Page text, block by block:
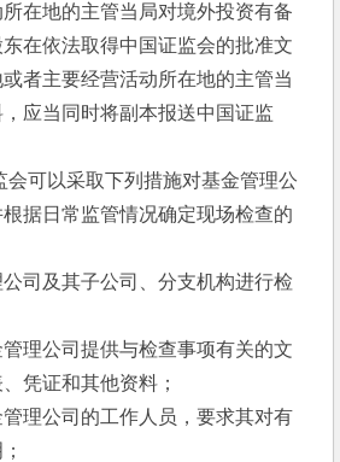
在地的主管当局对境外投资有备
在依法取得中国证监会的批准文
者主要经营活动所在地的主管当
应当同时将副本报送中国证监
会可以采取下列措施对基金管理公
据日常监管情况确定现场检查的
公司及其子公司、分支机构进行检
公司提供与检查事项有关的文
凭证和其他资料；
公司的工作人员，要求其对有